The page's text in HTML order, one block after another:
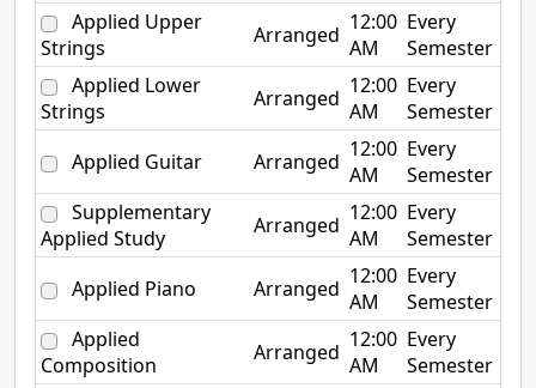
Applied Upper
Strings
Arranged 12:00
AM
Every
Semester
Applied Lower
Strings
Arranged 12:00
AM
Every
Semester
Applied Guitar
Arranged 12:00
AM
Every
Semester
Supplementary
Applied Study
Arranged 12:00
AM
Every
Semester
Applied Piano
Arranged 12:00
AM
Every
Semester
Applied
Composition
Arranged 12:00
AM
Every
Semester